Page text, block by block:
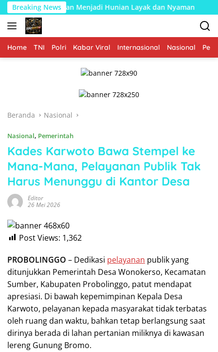
Langsung
ke
konten
Breaking News
Menjadi Hunian Layak dan Nyaman Memasuki
Home TNI Polri Kabar Viral Internasional Nasional
Beranda Nasional
Nasional, Pemerintah
Kades Karwoto Bawa Stempel ke
Mana-Mana, Pelayanan Publik Tak
Harus Menunggu di Kantor Desa
Editor
26 Mei 2026
Post Views: 1,362
PROBOLINGGO – Dedikasi pelayanan publik yang
ditunjukkan Pemerintah Desa Wonokerso, Kecamatan
Sumber, Kabupaten Probolinggo, patut mendapat
apresiasi. Di bawah kepemimpinan Kepala Desa
Karwoto, pelayanan kepada masyarakat tidak terbatas
oleh ruang dan waktu, bahkan tetap berlangsung saat
dirinya berada di lahan pertanian miliknya di kawasan
lereng Gunung Bromo.